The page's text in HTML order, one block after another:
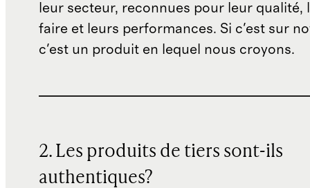
leur secteur, reconnues pour leur qualité,
faire et leurs performances. Si c'est sur
c'est un produit en lequel nous croyons.
2. Les produits de tiers sont-ils
authentiques?